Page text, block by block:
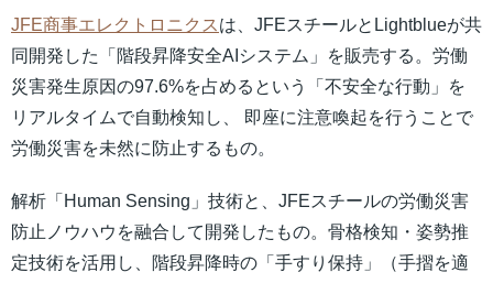
JFE商事エレクトロニクス は、JFEスチールとLightblueが共
同開発した「階段昇降安全AIシステム」を販売する。労働
災害発生原因の97.6%を占めるという「不安全な行動」を
リアルタイムで自動検知し、 即座に注意喚起を行うことで
労働災害を未然に防止するもの。
解析「Human Sensing」技術と、JFEスチールの労働災害
防止ノウハウを融合して開発したもの。骨格検知・姿勢推
定技術を活用し、階段昇降時の「手すり保持」（手摺を適